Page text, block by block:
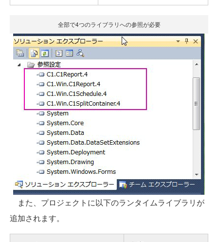
全部で4つのライブラリへの参照が必要
また、プロジェクトに以下のランタイムライブラリが
追加されます。